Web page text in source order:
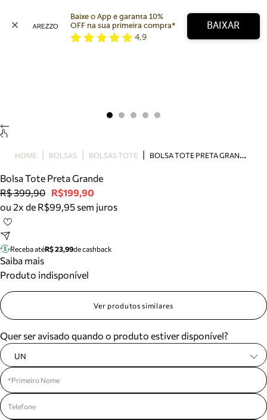
Bolsa
Tamanco
Tênis
Mule
Tire dúvidas sobre pedidos, devoluções e mais.
Meus pedidos
Acompanhe seus pedidos e solicite devoluções.
Baixe o App e garanta 10%
OFF na sua primeira compra*
4,9
BAIXAR
HOME BOLSAS BOLSAS TOTE B
OLSA TOTE PRETA GRANDE
Bolsa Tote Preta Grande
R$ 399,90 R$199,90
ou 2x de R$99,95 sem juros
Receba atéR$ 23,99de cashback
Saiba mais
Produto indisponível
Ver produtos similares
Quer ser avisado quando o produto estiver disponível?
UN